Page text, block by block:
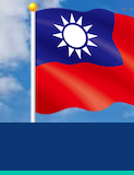
跳到主要內容